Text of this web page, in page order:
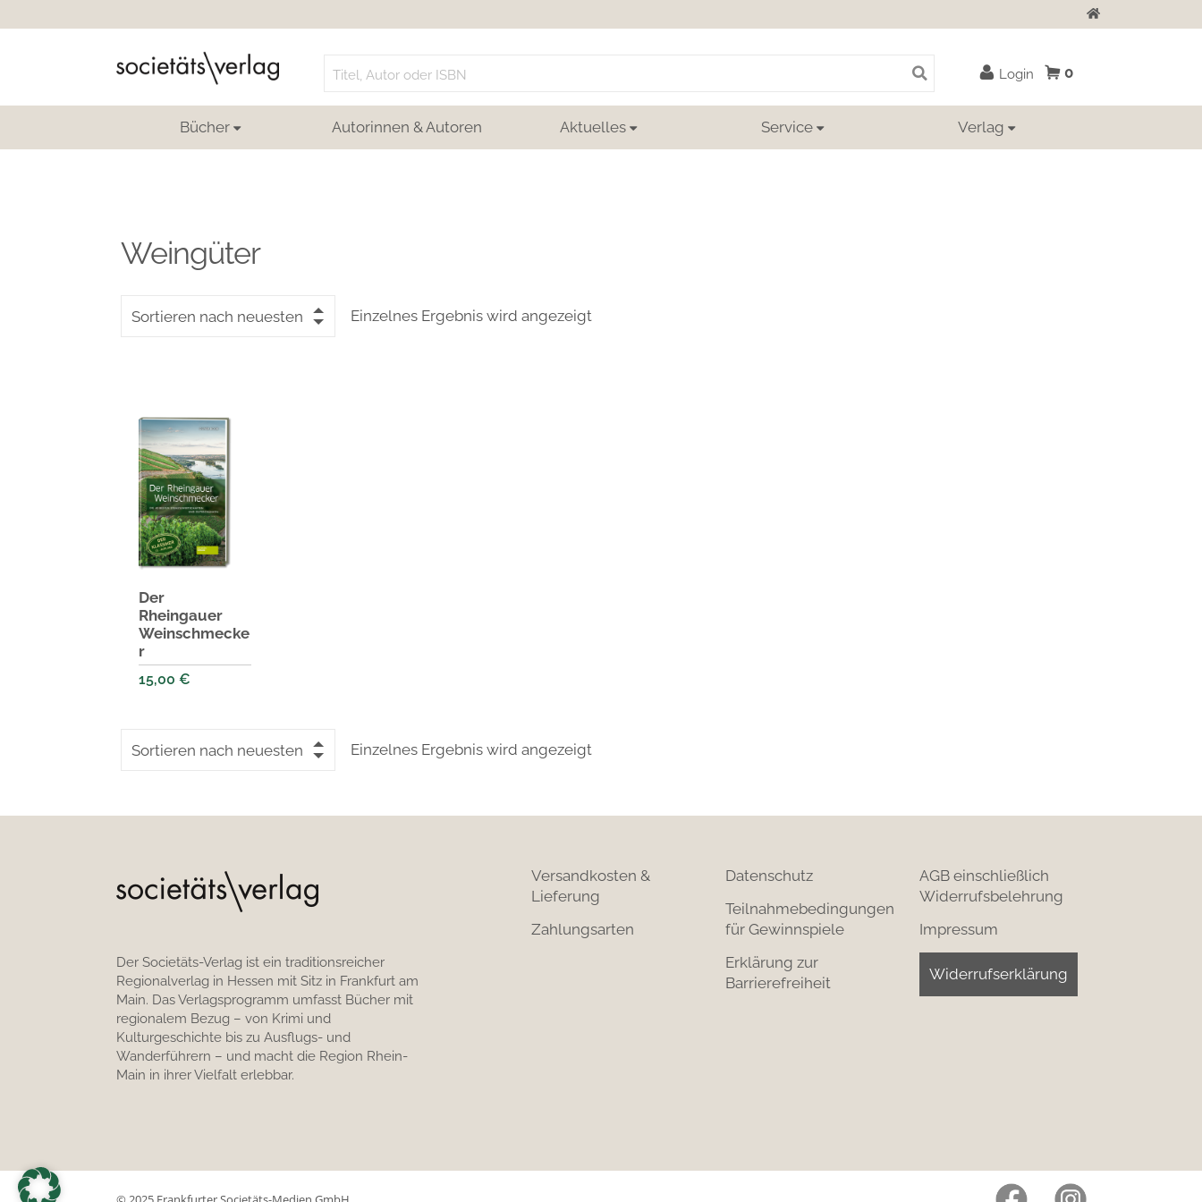
Zur Startseite
for:
Login 0
Bücher Autorinnen & Autoren Aktuelles Service Verlag
Weingüter
Sortieren nach neuesten Einzelnes Ergebnis wird angezeigt
Der
Rheingauer
Weinschmecke
r
15,00€
Sortieren nach neuesten Einzelnes Ergebnis wird angezeigt
Der Societäts-Verlag ist ein traditionsreicher
Regionalverlag in Hessen mit Sitz in Frankfurt am
Main. Das Verlagsprogramm umfasst Bücher mit
regionalem Bezug – von Krimi und
Kulturgeschichte bis zu Ausflugs- und
Wanderführern – und macht die Region Rhein-
Main in ihrer Vielfalt erlebbar.
Versandkosten &
Lieferung
Zahlungsarten
Datenschutz
Teilnahmebedingungen
für Gewinnspiele
Erklärung zur
Barrierefreiheit
AGB einschließlich
Widerrufsbelehrung
Impressum
Widerrufserklärung